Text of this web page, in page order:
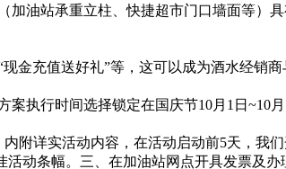
站承重立柱、快捷超市门口墙面等）具
充值送好礼”等，这可以成为酒水经销商
行时间选择锁定在国庆节10月1日~10月
详实活动内容，在活动启动前5天，我
动条幅。三、在加油站网点开具发票及